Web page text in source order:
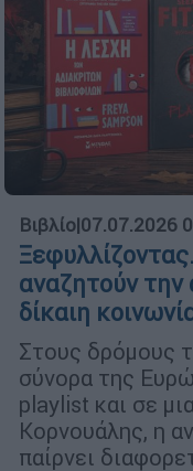
Βιβλίο|07.07.2026
αναζητούν την
δίκαιη
Στους δρόμους
σύνορα της
playlist και σε
Κορνουάλης, η
παίρνει